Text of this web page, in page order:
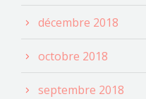
décembre 2018
octobre 2018
septembre 2018